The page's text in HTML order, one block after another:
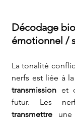
Décodage
émotionnel /
La tonalité
nerfs est liée à
transmission et
transmettre une